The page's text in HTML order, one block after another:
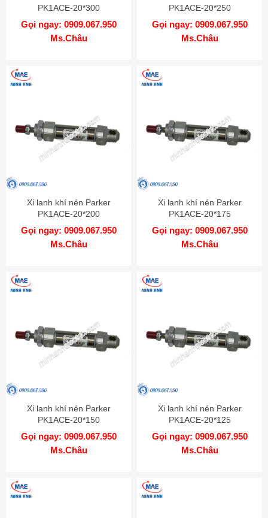
PK1ACE-20*300
Gọi ngay: 0909.067.950
Ms.Châu
PK1ACE-20*250
Gọi ngay: 0909.067.950
Ms.Châu
Xi lanh khí nén Parker
PK1ACE-20*200
Gọi ngay: 0909.067.950
Ms.Châu
Xi lanh khí nén Parker
PK1ACE-20*175
Gọi ngay: 0909.067.950
Ms.Châu
Xi lanh khí nén Parker
PK1ACE-20*150
Gọi ngay: 0909.067.950
Ms.Châu
Xi lanh khí nén Parker
PK1ACE-20*125
Gọi ngay: 0909.067.950
Ms.Châu